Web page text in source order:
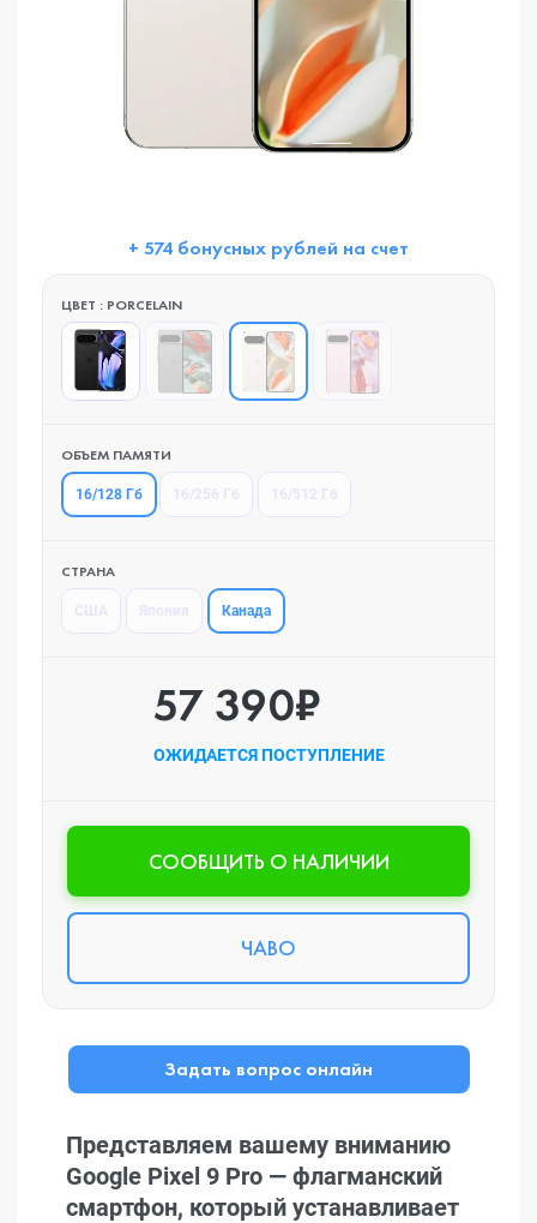
+ 574 бонусных рублей на счет
ЦВЕТ : PORCELAIN
ОБЪЕМ ПАМЯТИ
16/128 Гб
СТРАНА
Канада
57 390₽
ОЖИДАЕТСЯ ПОСТУПЛЕНИЕ
CООБЩИТЬ О НАЛИЧИИ
ЧАВО
Задать вопрос онлайн
Представляем вашему вниманию
Google Pixel 9 Pro — флагманский
смартфон, который устанавливает